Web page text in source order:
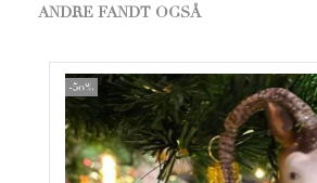
ANDRE FANDT OGSÅ
-50%